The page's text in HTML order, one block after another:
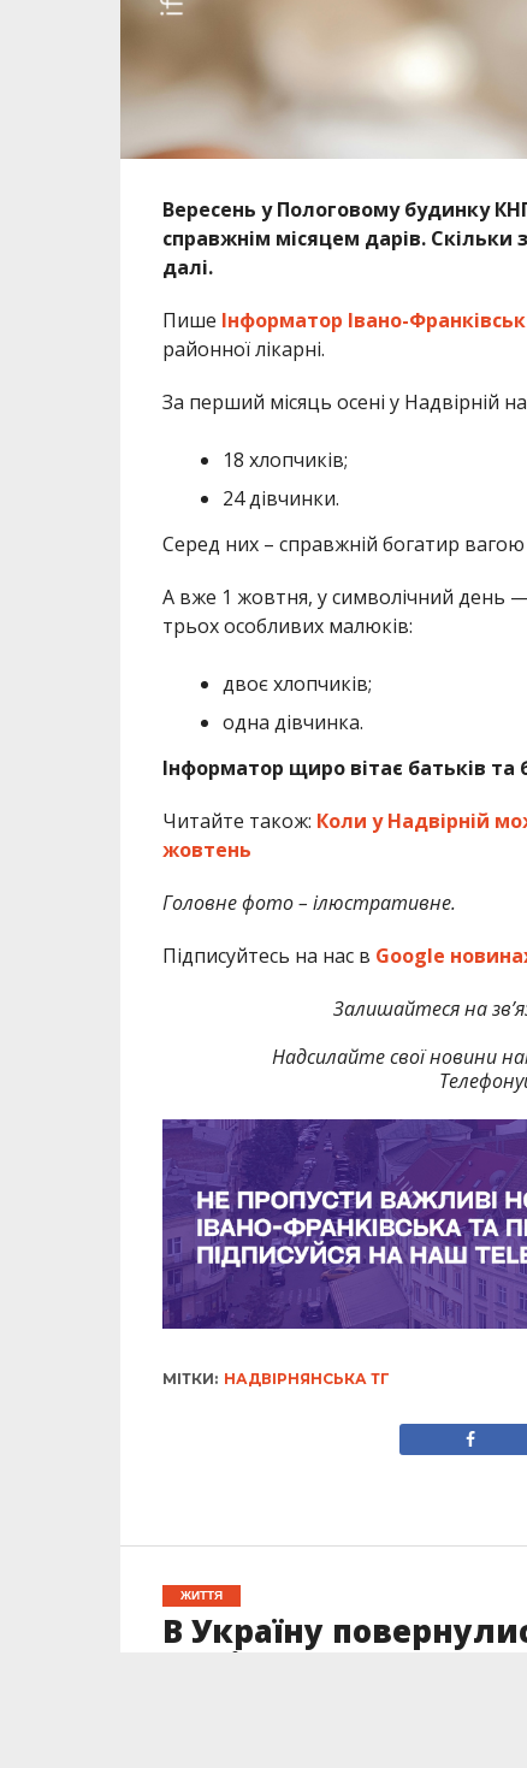
Вересень у Пологовому будинку
справжнім місяцем дарів. Скільки
далі.
Пише Інформатор Івано-Франківськ
районної лікарні.
За перший місяць осені у Надвірній
18 хлопчиків;
24 дівчинки.
Серед них – справжній богатир вагою
А вже 1 жовтня, у символічний день —
трьох особливих малюків:
двоє хлопчиків;
одна дівчинка.
Інформатор щиро вітає батьків
Читайте також: Коли у Надвірній
жовтень
Головне фото – ілюстративне.
Підписуйтесь на нас в Google
Залишайтеся на
Надсилайте свої новини
МІТКИ: НАДВІРНЯНСЬКА ТГ
ЖИТТЯ
В Україну
цивільних громадян